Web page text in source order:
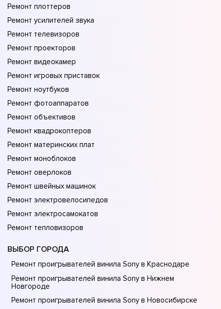
Ремонт плоттеров
Ремонт усилителей звука
Ремонт телевизоров
Ремонт проекторов
Ремонт видеокамер
Ремонт игровых приставок
Ремонт ноутбуков
Ремонт фотоаппаратов
Ремонт объективов
Ремонт квадрокоптеров
Ремонт материнских плат
Ремонт моноблоков
Ремонт оверлоков
Ремонт швейных машинок
Ремонт электровелосипедов
Ремонт электросамокатов
Ремонт тепловизоров
ВЫБОР ГОРОДА
Ремонт проигрывателей винила Sony в Краснодаре
Ремонт проигрывателей винила Sony в Нижнем
Новгороде
Ремонт проигрывателей винила Sony в Новосибирске